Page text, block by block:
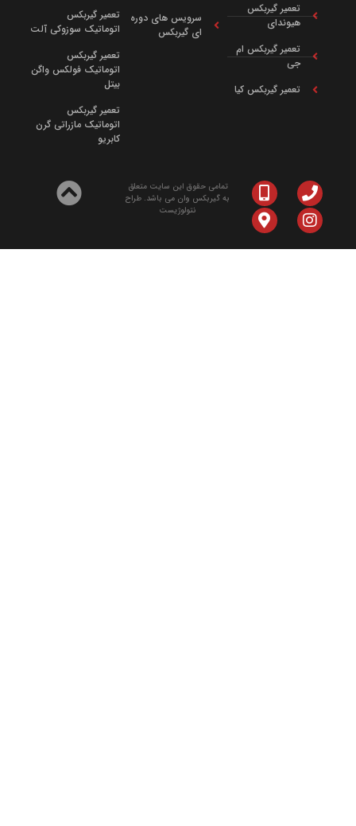
تعمیر گیربکس
هیوندای
تعمیر گیربکس ام
تعمیر گیربکس کیا
سرویس‌ های دوره‌
ای گیربکس
تعمیر گیربکس
اتوماتیک سوزوکی آلت
تعمیر گیربکس
اتوماتیک فولکس واگن
تعمیر گیربکس
اتوماتیک مازراتی گرن
تمامی حقوق این سایت متعلق
به گیربکس وان می باشد. طراح